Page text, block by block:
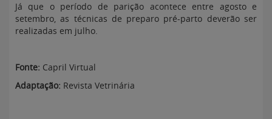
Já que o período de parição acontece entre agosto e
setembro, as técnicas de preparo pré-parto deverão ser
realizadas em julho.
Fonte: Capril Virtual
Adaptação: Revista Vetrinária